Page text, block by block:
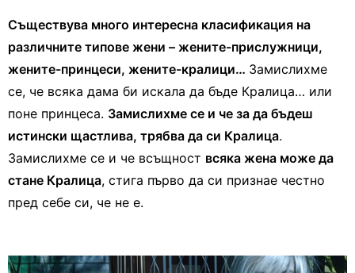
Съществува много интересна класификация на
различните типове жени – жените-прислужници,
жените-принцеси, жените-кралици… Замислихме
се, че всяка дама би искала да бъде Кралица… или
поне принцеса. Замислихме се и че за да бъдеш
истински щастлива, трябва да си Кралица.
Замислихме се и че всъщност всяка жена може да
стане Кралица, стига първо да си признае честно
пред себе си, че не е.